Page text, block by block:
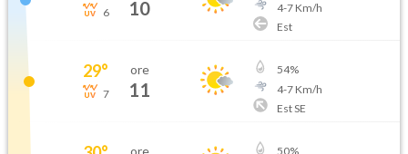
6 10
4-7Km/h
Est
29°
7
ore
11
54%
4-7Km/h
Est SE
ore 50%